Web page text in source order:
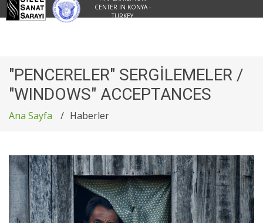
CENTER IN KONYA -
TURKEY
"PENCERELER" SERGİLEMELER /
"WINDOWS" ACCEPTANCES
Ana Sayfa Haberler